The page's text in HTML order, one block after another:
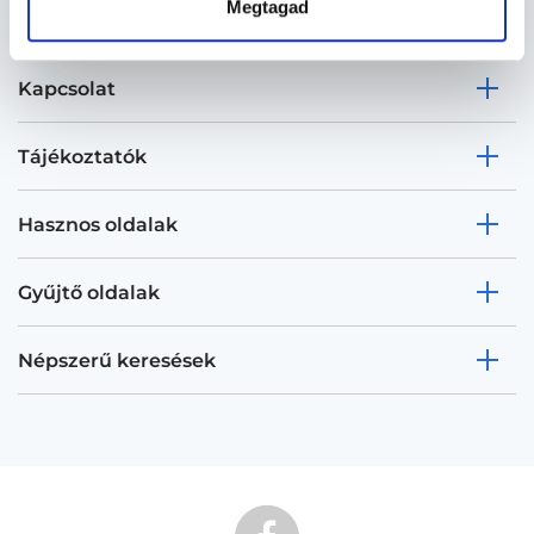
Megtagad
Kapcsolat
Tájékoztatók
Hasznos oldalak
Gyűjtő oldalak
Népszerű keresések